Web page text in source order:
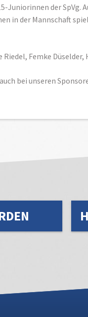
Juniorinnen der SpVg.
in der Mannschaft
Femke Düselder,
bei unseren